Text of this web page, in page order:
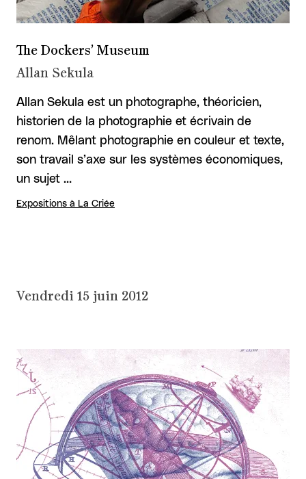
The Dockers’ Museum
Allan Sekula
Allan Sekula est un photographe, théoricien,
historien de la photographie et écrivain de
renom. Mêlant photographie en couleur et texte,
son travail s’axe sur les systèmes économiques,
un sujet …
Expositions à La Criée
Vendredi 15 juin 2012